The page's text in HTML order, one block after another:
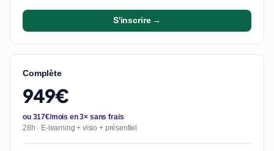
S'inscrire →
Complète
949€
ou 317€/mois en 3× sans frais
28h · E-learning + visio + présentiel